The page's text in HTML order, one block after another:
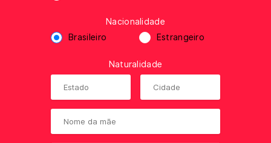
Nacionalidade
Brasileiro
Estrangeiro
Naturalidade